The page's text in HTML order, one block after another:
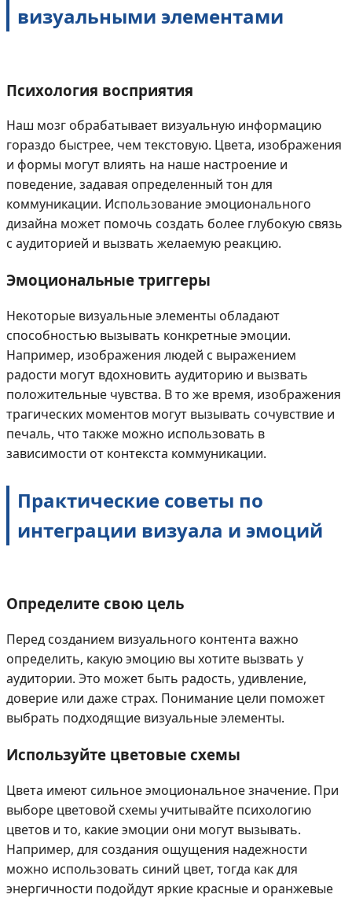
визуальными элементами
Психология восприятия
Наш мозг обрабатывает визуальную информацию
гораздо быстрее, чем текстовую. Цвета, изображения
и формы могут влиять на наше настроение и
поведение, задавая определенный тон для
коммуникации. Использование эмоционального
дизайна может помочь создать более глубокую связь
с аудиторией и вызвать желаемую реакцию.
Эмоциональные триггеры
Некоторые визуальные элементы обладают
способностью вызывать конкретные эмоции.
Например, изображения людей с выражением
радости могут вдохновить аудиторию и вызвать
положительные чувства. В то же время, изображения
трагических моментов могут вызывать сочувствие и
печаль, что также можно использовать в
зависимости от контекста коммуникации.
Практические советы по
интеграции визуала и эмоций
Определите свою цель
Перед созданием визуального контента важно
определить, какую эмоцию вы хотите вызвать у
аудитории. Это может быть радость, удивление,
доверие или даже страх. Понимание цели поможет
выбрать подходящие визуальные элементы.
Используйте цветовые схемы
Цвета имеют сильное эмоциональное значение. При
выборе цветовой схемы учитывайте психологию
цветов и то, какие эмоции они могут вызывать.
Например, для создания ощущения надежности
можно использовать синий цвет, тогда как для
энергичности подойдут яркие красные и оранжевые